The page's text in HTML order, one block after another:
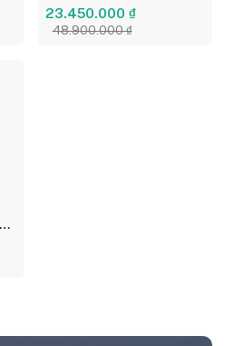
SMV6ZCX16E
23.450.000 ₫
48.900.000 ₫